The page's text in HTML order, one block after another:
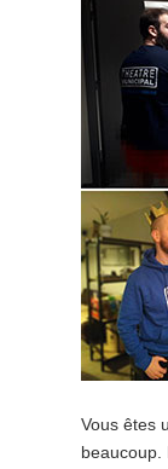
Vous êtes
beaucoup.